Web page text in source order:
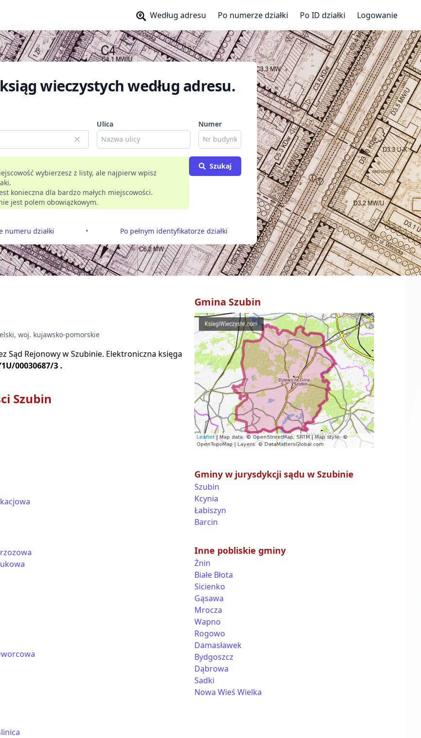
Według adresu Po numerze działki Po ID działki Logowanie
wieczystych według adresu.
Ulica Numer
wybierzesz z listy, ale najpierw wpisz
konieczna dla bardzo małych miejscowości.
jest polem obowiązkowym.
Szukaj
numeru działki • Po pełnym identyfikatorze działki
, woj. kujawsko-pomorskie
Sąd Rejonowy wSzubinie. Elektroniczna księga
00030687/3 .
Szubin
Gmina Szubin
Gminy w jurysdykcji sądu w Szubinie
Szubin
Kcynia
Łabiszyn
Barcin
Inne pobliskie gminy
Żnin
Białe Błota
Sicienko
Gąsawa
Mrocza
Wapno
Rogowo
Damasławek
Bydgoszcz
Dąbrowa
Sadki
Nowa Wieś Wielka